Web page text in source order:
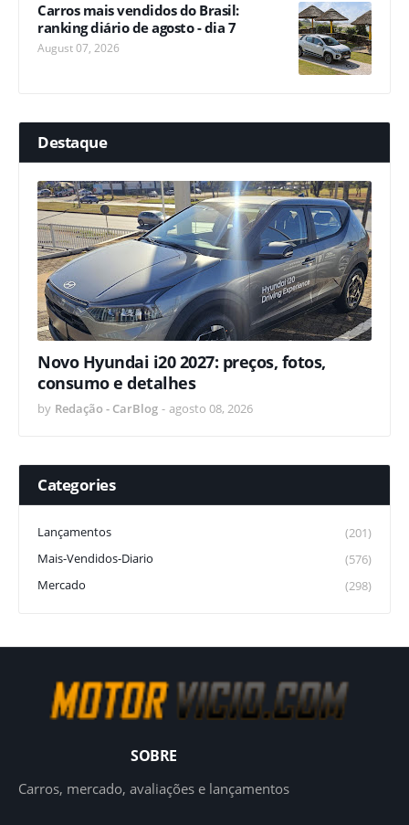
Carros mais vendidos do Brasil:
ranking diário de agosto - dia 7
August 07, 2026
Destaque
Novo Hyundai i20 2027: preços, fotos,
consumo e detalhes
by Redação - CarBlog - agosto 08, 2026
Categories
Lançamentos
(201)
Mais-Vendidos-Diario
(576)
Mercado
(298)
SOBRE
Carros, mercado, avaliações e lançamentos